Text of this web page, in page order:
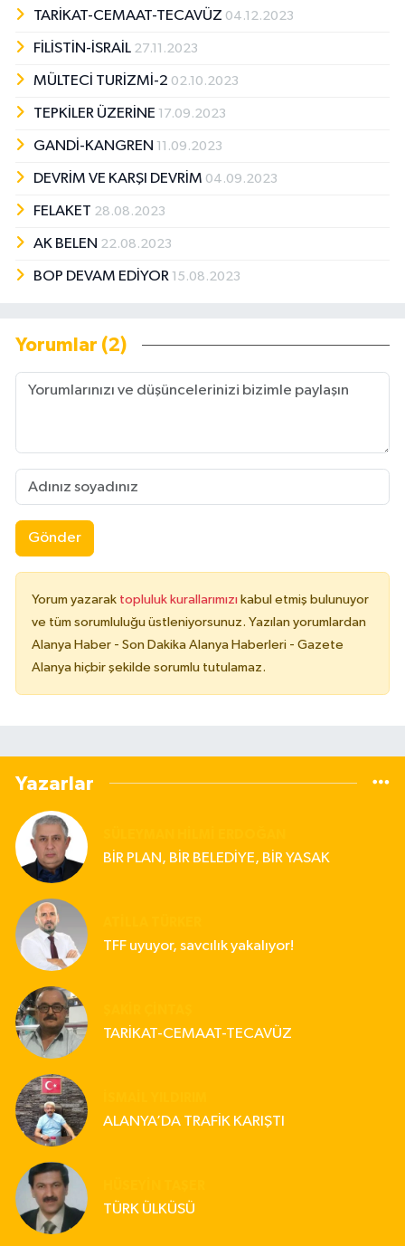
TARİKAT-CEMAAT-TECAVÜZ 04.12.2023
FİLİSTİN-İSRAİL 27.11.2023
MÜLTECİ TURİZMİ-2 02.10.2023
TEPKİLER ÜZERİNE 17.09.2023
GANDİ-KANGREN 11.09.2023
DEVRİM VE KARŞI DEVRİM 04.09.2023
FELAKET 28.08.2023
AK BELEN 22.08.2023
BOP DEVAM EDİYOR 15.08.2023
Yorumlar (2)
Gönder
Yorum yazarak topluluk kurallarımızı kabul etmiş bulunuyor
ve tüm sorumluluğu üstleniyorsunuz. Yazılan yorumlardan
Alanya Haber - Son Dakika Alanya Haberleri - Gazete
Alanya hiçbir şekilde sorumlu tutulamaz.
Yazarlar
BİR PLAN, BİR BELEDİYE, BİR YASAK
TFF uyuyor, savcılık yakalıyor!
TARİKAT-CEMAAT-TECAVÜZ
ALANYA’DA TRAFİK KARIŞTI
TÜRK ÜLKÜSÜ